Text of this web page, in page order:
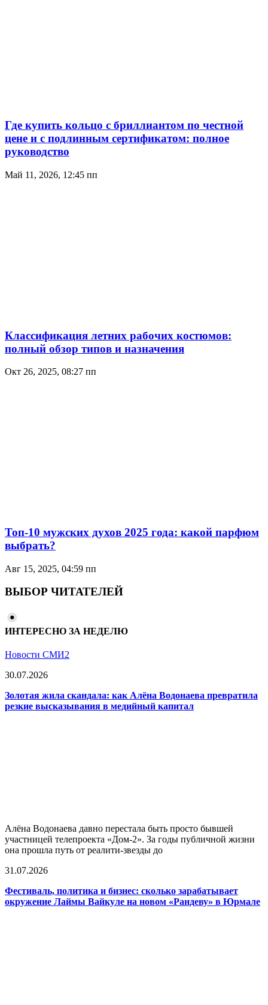
Где купить кольцо с бриллиантом по честной
цене и с подлинным сертификатом: полное
руководство
Май 11, 2026, 12:45 пп
Классификация летних рабочих костюмов:
полный обзор типов и назначения
Окт 26, 2025, 08:27 пп
Топ-10 мужских духов 2025 года: какой парфюм
выбрать?
Авг 15, 2025, 04:59 пп
ВЫБОР ЧИТАТЕЛЕЙ
ИНТЕРЕСНО ЗА НЕДЕЛЮ
Новости СМИ2
30.07.2026
Золотая жила скандала: как Алёна Водонаева превратила
резкие высказывания в медийный капитал
Алёна Водонаева давно перестала быть просто бывшей
участницей телепроекта «Дом-2». За годы публичной жизни
она прошла путь от реалити-звезды до
31.07.2026
Фестиваль, политика и бизнес: сколько зарабатывает
окружение Лаймы Вайкуле на новом «Рандеву» в Юрмале